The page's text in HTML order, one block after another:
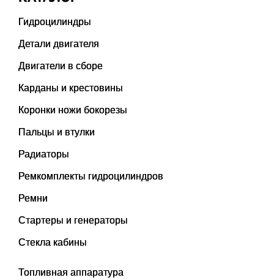
Гидроцилиндры
Детали двигателя
Двигатели в сборе
Карданы и крестовины
Коронки ножи бокорезы
Пальцы и втулки
Радиаторы
Ремкомплекты гидроцилиндров
Ремни
Стартеры и генераторы
Стекла кабины
Топливная аппаратура